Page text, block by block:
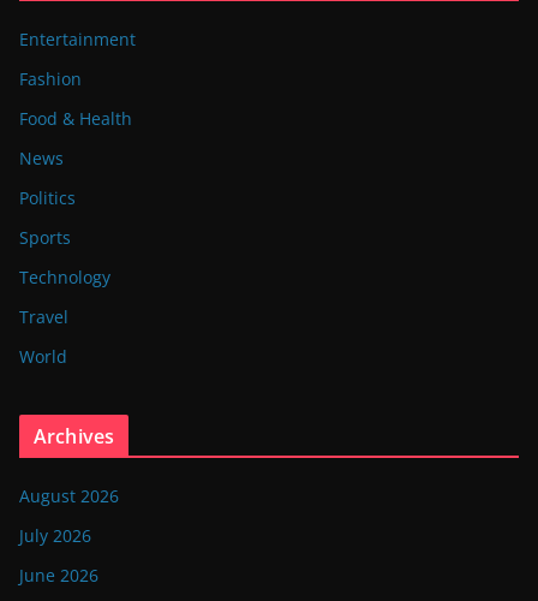
Entertainment
Fashion
Food & Health
News
Politics
Sports
Technology
Travel
World
Archives
August 2026
July 2026
June 2026